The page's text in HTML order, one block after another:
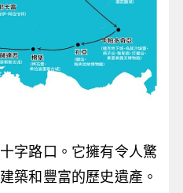
字路口。它擁有令人驚
築和豐富的歷史遺產。